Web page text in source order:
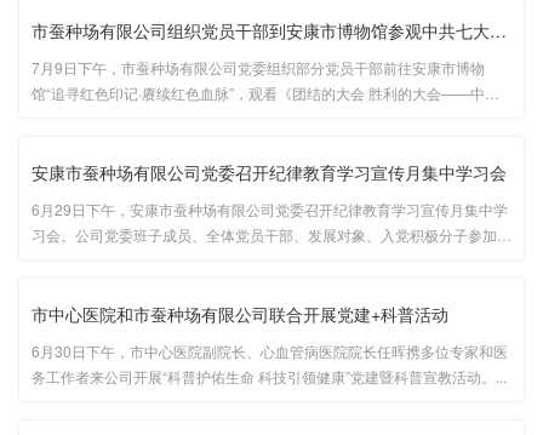
市蚕种场有限公司组织党员干部到安康市博物馆参观中共七大主题展···
7月9日下午，市蚕种场有限公司党委组织部分党员干部前往安康市博物
馆“追寻红色印记·赓续红色血脉”，观看《团结的大会 胜利的大会——中国
安康市蚕种场有限公司党委召开纪律教育学习宣传月集中学习会
6月29日下午，安康市蚕种场有限公司党委召开纪律教育学习宣传月集中学
习会。公司党委班子成员、全体党员干部、发展对象、入党积极分子参加会
市中心医院和市蚕种场有限公司联合开展党建+科普活动
6月30日下午，市中心医院副院长、心血管病医院院长任晖携多位专家和医
务工作者来公司开展“科普护佑生命 科技引领健康”党建暨科普宣教活动。...